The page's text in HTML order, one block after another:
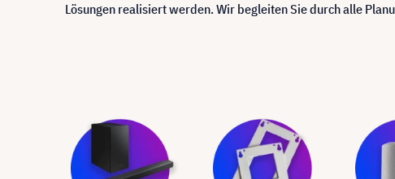
Lösungen realisiert werden. Wir begleiten Sie durch alle